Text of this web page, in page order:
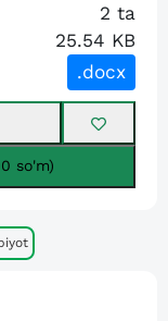
2 ta
25.54 KB
.docx
so'm)